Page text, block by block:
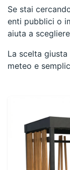
Se stai
enti pubblici o
aiuta a
La scelta
meteo e